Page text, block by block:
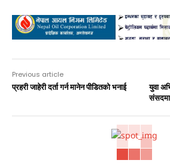
Previous article
प्रहरी जाहेरी दर्ता गर्न मानेन पीडितको भनाई
युवा
संसदमा